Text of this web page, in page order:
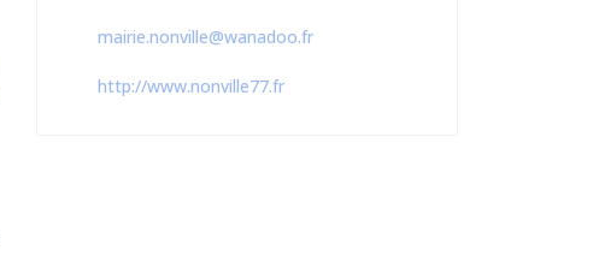
mairie.nonville@wanadoo.fr
http://www.nonville77.fr